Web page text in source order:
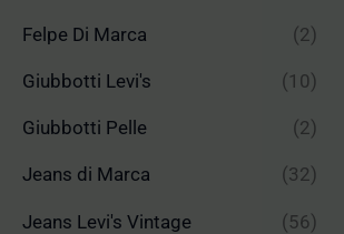
Felpe Di Marca (2)
Giubbotti Levi's (10)
Giubbotti Pelle (2)
Jeans di Marca (32)
Jeans Levi's Vintage (56)